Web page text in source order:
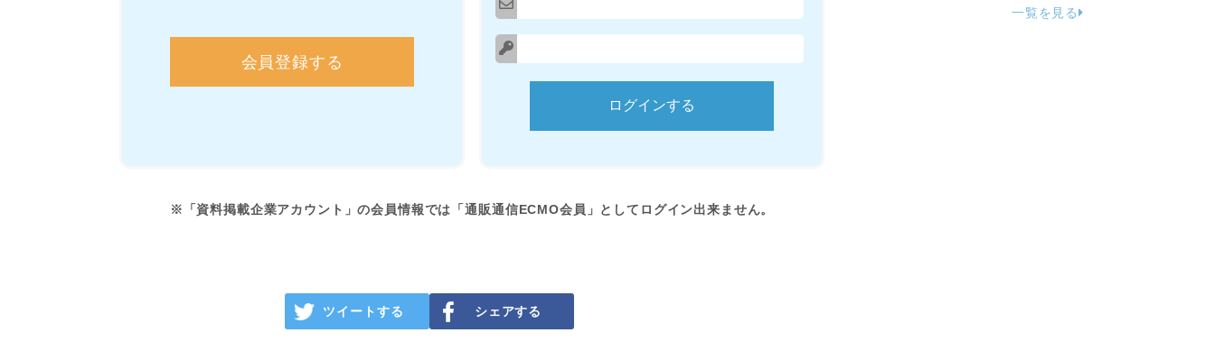
会員登録する
※「資料掲載企業アカウント」の会員情報では「通販通信ECMO会員」としてログイン出来ません。
ツイートする シェアする
一覧を見る